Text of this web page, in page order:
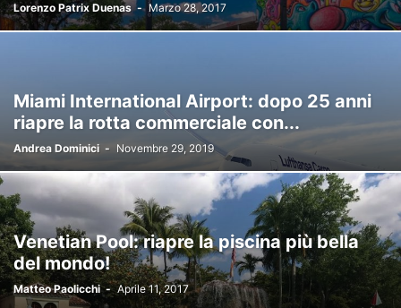
Lorenzo Patrix Duenas - Marzo 28, 2017
Miami International Airport: dopo 25 anni
riapre la rotta commerciale con...
Andrea Dominici - Novembre 29, 2019
Venetian Pool: riapre la piscina più bella
del mondo!
Matteo Paolicchi - Aprile 11, 2017